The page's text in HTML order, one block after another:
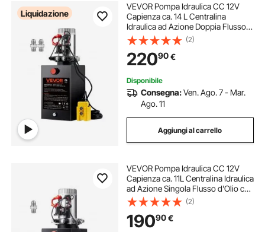
Liquidazione
VEVOR Pompa Idraulica CC 12V
Capienza ca. 14 L Centralina
Idraulica ad Azione Doppia Flusso
d'Olio ca. 3,44 L/min Pressione
Massima di 22 MPa, Pompa per
Montacarichi Auto Camion
Rimorchio da Garage
(2)
22090€
Disponibile
Consegna:Ven. Ago. 7 - Mar.
Ago. 11
Aggiungi al carrello
VEVOR Pompa Idraulica CC 12V
Capienza ca. 11L Centralina Idraulica
ad Azione Singola Flusso d'Olio ca.
3,44 L/min Pressione Massima di
22 MPa, Pompa per Montacarichi
Auto Camion Rimorchio da Garage
(2)
19090€